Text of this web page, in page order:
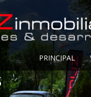
PRINCIPAL